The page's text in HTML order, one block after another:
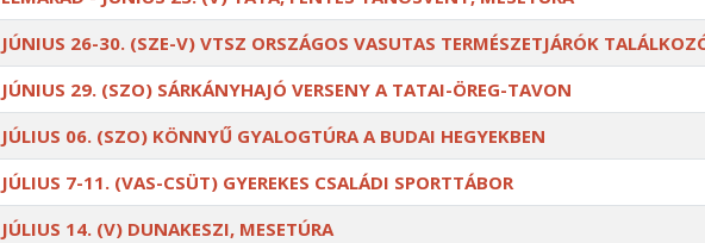
JÚNIUS 26-30. (SZE-V) VTSZ ORSZÁGOS VASUTAS TERMÉSZETJÁRÓK
JÚNIUS 29. (SZO) SÁRKÁNYHAJÓ VERSENY A TATAI-ÖREG-TAVON
JÚLIUS 06. (SZO) KÖNNYŰ GYALOGTÚRA A BUDAI HEGYEKBEN
JÚLIUS 7-11. (VAS-CSÜT) GYEREKES CSALÁDI SPORTTÁBOR
JÚLIUS 14. (V) DUNAKESZI, MESETÚRA